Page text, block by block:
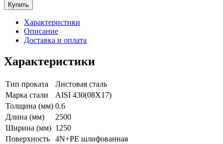
Купить
Характеристики
Описание
Доставка и оплата
Характеристики
Тип проката
Листовая сталь
Марка стали
AISI 430(08Х17)
Толщина (мм) 0.6
Длина (мм)
2500
Ширина (мм) 1250
Поверхность
4N+PE шлифованная